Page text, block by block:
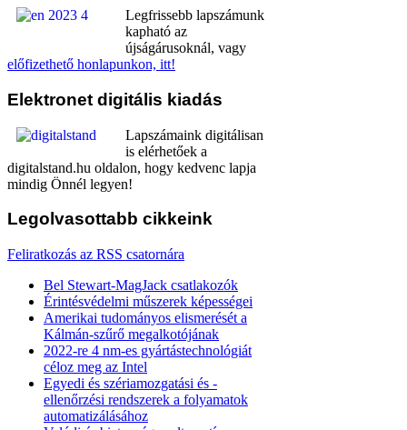
Legfrissebb lapszámunk
kapható az
újságárusoknál, vagy
előfizethető honlapunkon, itt!
Elektronet digitális kiadás
Lapszámaink digitálisan
is elérhetőek a
digitalstand.hu oldalon, hogy kedvenc lapja
mindig Önnél legyen!
Legolvasottabb cikkeink
Feliratkozás az RSS csatornára
Bel Stewart-MagJack csatlakozók
Érintésvédelmi műszerek képességei
Amerikai tudományos elismerését a
Kálmán-szűrő megalkotójának
2022-re 4 nm-es gyártástechnológiát
céloz meg az Intel
Egyedi és szériamozgatási és -
ellenőrzési rendszerek a folyamatok
automatizálásához